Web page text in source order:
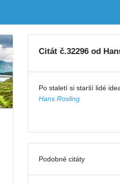
Citát č.32296 od
Po staletí si starší lidé
Hans Rosling
Podobné citáty